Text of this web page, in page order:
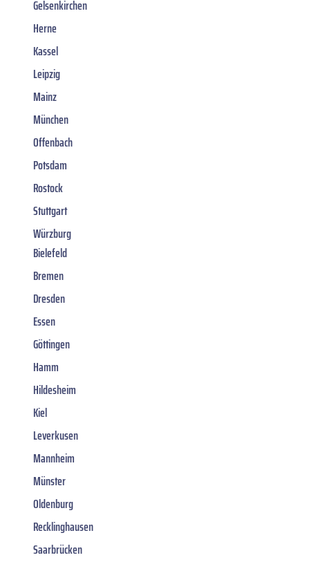
Gelsenkirchen
Herne
Kassel
Leipzig
Mainz
München
Offenbach
Potsdam
Rostock
Stuttgart
Würzburg
Bielefeld
Bremen
Dresden
Essen
Göttingen
Hamm
Hildesheim
Kiel
Leverkusen
Mannheim
Münster
Oldenburg
Recklinghausen
Saarbrücken